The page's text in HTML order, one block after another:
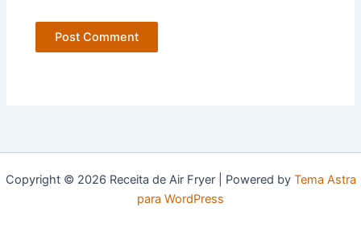
Copyright © 2026 Receita de Air Fryer | Powered by Tema Astra
para WordPress